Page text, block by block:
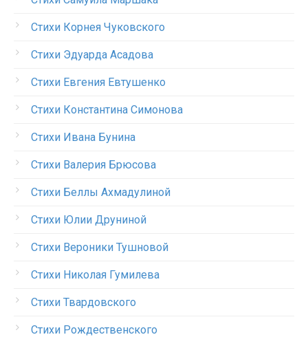
Стихи Корнея Чуковского
Стихи Эдуарда Асадова
Стихи Евгения Евтушенко
Стихи Константина Симонова
Стихи Ивана Бунина
Стихи Валерия Брюсова
Стихи Беллы Ахмадулиной
Стихи Юлии Друниной
Стихи Вероники Тушновой
Стихи Николая Гумилева
Стихи Твардовского
Стихи Рождественского